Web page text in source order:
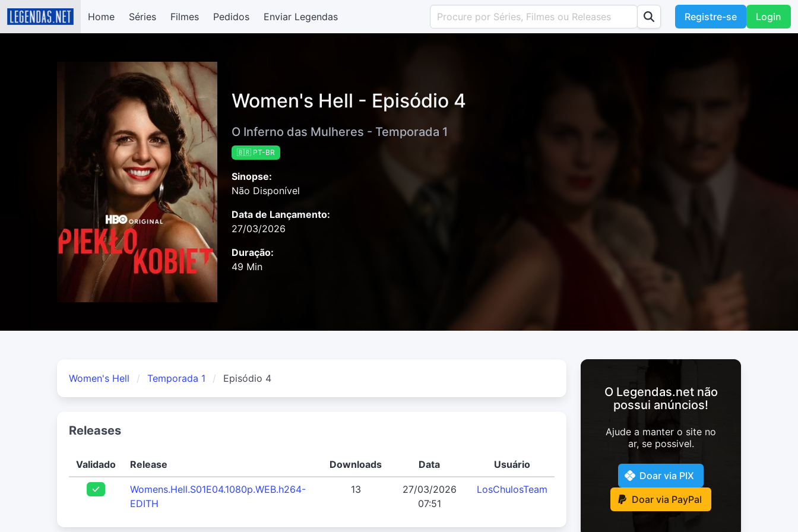
Home Séries Filmes Pedidos Enviar Legendas Registre-se Login
Women's Hell - Episódio 4
O Inferno das Mulheres - Temporada 1
🇧🇷 PT-BR
Sinopse:
Não Disponível
Data de Lançamento:
27/03/2026
Duração:
49 Min
Women's Hell Temporada 1 Episódio 4
Releases
Validado Release Downloads Data Usuário
Womens.Hell.S01E04.1080p.WEB.h264-
EDITH
13
27/03/2026
07:51
LosChulosTeam
O Legendas.net não
possui anúncios!
Ajude a manter o site no
ar, se possivel.
Doar via PIX
Doar via PayPal